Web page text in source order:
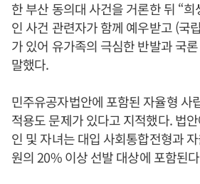
한 부산 동의대 사건을 거론한 뒤 “
인 사건 관련자가 함께 예우받고 (국
가 있어 유가족의 극심한 반발과 국
말했다.
민주유공자법안에 포함된 자율형 사
적용도 문제가 있다고 지적했다. 법
인 및 자녀는 대입 사회통합전형과
원의 20% 이상 선발 대상에 포함된